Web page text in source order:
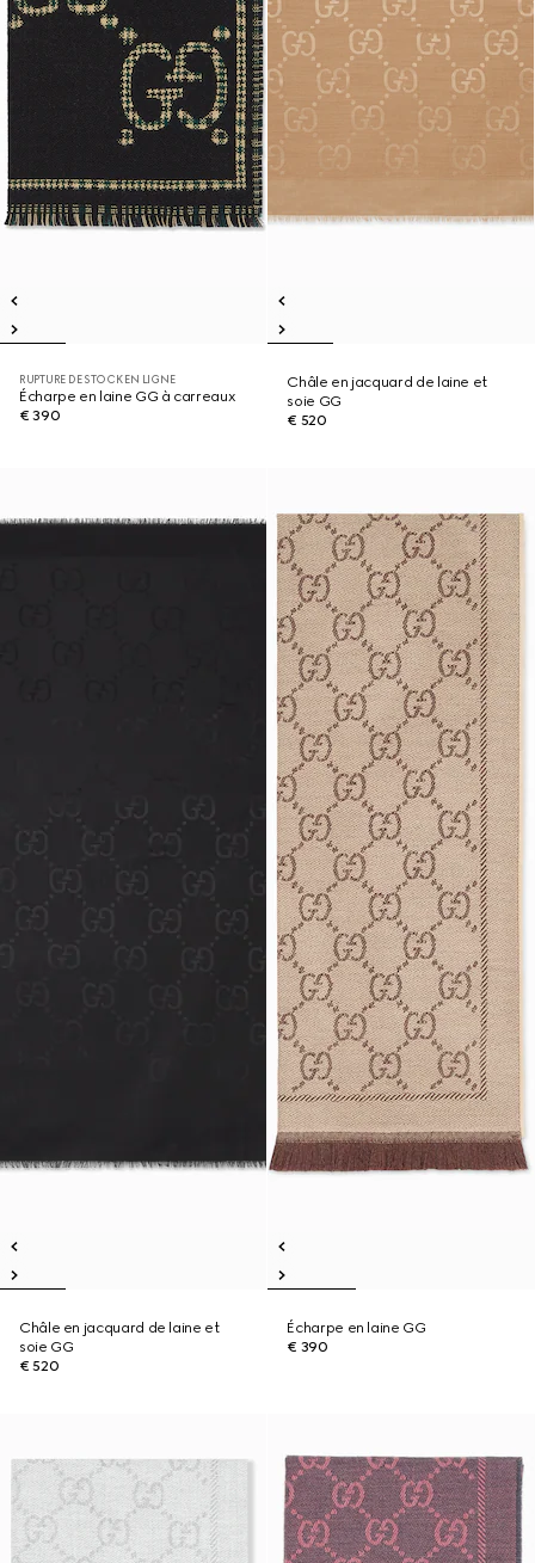
RUPTURE DE STOCK EN LIGNE
Écharpe en laine GG à carreaux
€ 390
Châle en jacquard de laine et
soie GG
€ 520
Châle en jacquard de laine et
soie GG
€ 520
Écharpe en laine GG
€ 390